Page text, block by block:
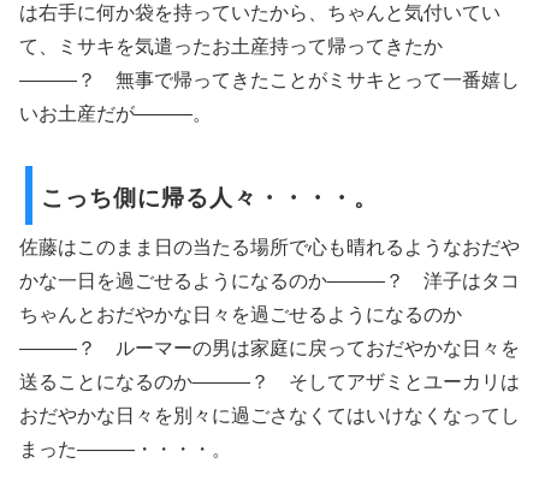
は右手に何か袋を持っていたから、ちゃんと気付いてい
て、ミサキを気遣ったお土産持って帰ってきたか
―――？ 無事で帰ってきたことがミサキとって一番嬉し
いお土産だが―――。
こっち側に帰る人々・・・・。
佐藤はこのまま日の当たる場所で心も晴れるようなおだや
かな一日を過ごせるようになるのか―――？ 洋子はタコ
ちゃんとおだやかな日々を過ごせるようになるのか
―――？ ルーマーの男は家庭に戻っておだやかな日々を
送ることになるのか―――？ そしてアザミとユーカリは
おだやかな日々を別々に過ごさなくてはいけなくなってし
まった―――・・・・。